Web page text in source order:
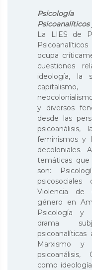
Psicoanalíticos
La LIES de
ocupa
cuestiones
ideología, la
y diversos
desde las
feminismos y
decoloniales.
temáticas
son:
Violencia de
género en
Psicología y
drama
Marxismo y
como